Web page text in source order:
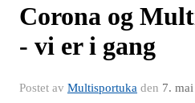
Corona og
- vi er i gang
Postet av Multisportuka den 7.